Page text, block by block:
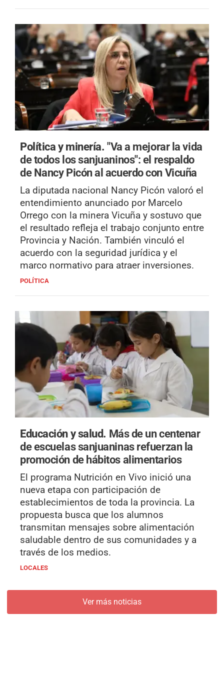
Política y minería."Va a mejorar la vida
de todos los sanjuaninos": el respaldo
de Nancy Picón al acuerdo con Vicuña
La diputada nacional Nancy Picón valoró el
entendimiento anunciado por Marcelo
Orrego con la minera Vicuña y sostuvo que
el resultado refleja el trabajo conjunto entre
Provincia y Nación. También vinculó el
acuerdo con la seguridad jurídica y el
marco normativo para atraer inversiones.
POLÍTICA
Educación y salud. Más de un centenar
de escuelas sanjuaninas refuerzan la
promoción de hábitos alimentarios
El programa Nutrición en Vivo inició una
nueva etapa con participación de
establecimientos de toda la provincia. La
propuesta busca que los alumnos
transmitan mensajes sobre alimentación
saludable dentro de sus comunidades y a
través de los medios.
LOCALES
Ver más noticias